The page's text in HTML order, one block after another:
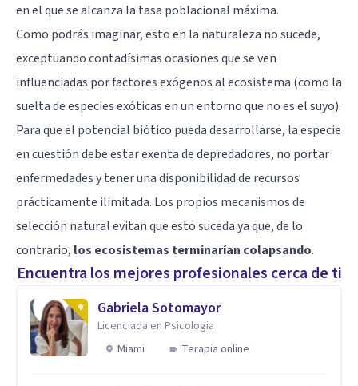
en el que se alcanza la tasa poblacional máxima.
Como podrás imaginar, esto en la naturaleza no sucede,
exceptuando contadísimas ocasiones que se ven
influenciadas por factores exógenos al ecosistema (como la
suelta de especies exóticas en un entorno que no es el suyo).
Para que el potencial biótico pueda desarrollarse, la especie
en cuestión debe estar exenta de depredadores, no portar
enfermedades y tener una disponibilidad de recursos
prácticamente ilimitada. Los propios mecanismos de
selección natural evitan que esto suceda ya que, de lo
contrario, los ecosistemas terminarían colapsando.
Encuentra los mejores profesionales cerca de ti
Gabriela Sotomayor
Licenciada en Psicologia
Miami
Terapia online